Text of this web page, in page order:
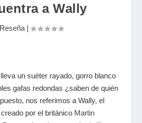
a Wally
Reseña|
un suéter rayado, gorro blanco
gafas redondas ¿saben de quién
nos referimos a Wally, el
por el británico Martin